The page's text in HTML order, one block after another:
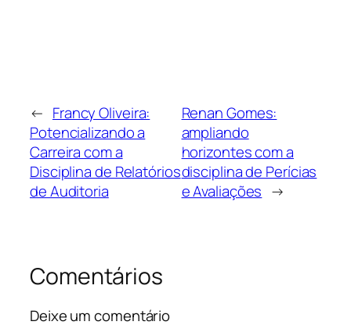
← Francy Oliveira:
Potencializando a
Carreira com a
Disciplina de Relatórios
de Auditoria
Renan Gomes:
ampliando
horizontes com a
disciplina de Perícias
e Avaliações →
Comentários
Deixe um comentário